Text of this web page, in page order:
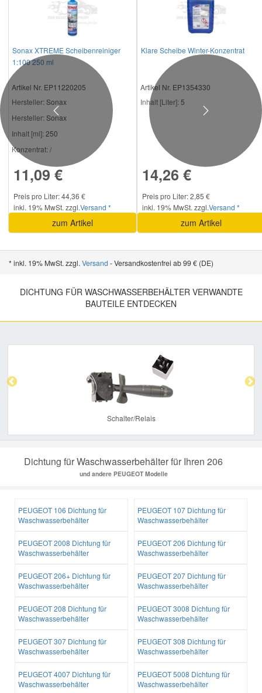
Sonax XTREME Scheibenreiniger
1:100 250 ml
Artikel Nr. EP11220205
Hersteller: Sonax
Hersteller: Sonax
Inhalt [ml]: 250
Konzentrat: /
11,09 €
Preis pro Liter: 44,36 €
inkl. 19% MwSt. zzgl.Versand *
zum Artikel
Klare Scheibe Winter-Konzentrat
Artikel Nr. EP1354330
Inhalt [Liter]: 5
14,26 €
Preis pro Liter: 2,85 €
inkl. 19% MwSt. zzgl.Versand *
zum Artikel
Previous Next
* inkl. 19% MwSt. zzgl. Versand - Versandkostenfrei ab 99 € (DE)
DICHTUNG FÜR WASCHWASSERBEHÄLTER VERWANDTE
BAUTEILE ENTDECKEN
Schalter/Relais
Dichtung für Waschwasserbehälter für Ihren 206
und andere PEUGEOT Modelle
PEUGEOT 106 Dichtung für
Waschwasserbehälter
PEUGEOT 107 Dichtung für
Waschwasserbehälter
PEUGEOT 2008 Dichtung für
Waschwasserbehälter
PEUGEOT 206 Dichtung für
Waschwasserbehälter
PEUGEOT 206+ Dichtung für
Waschwasserbehälter
PEUGEOT 207 Dichtung für
Waschwasserbehälter
PEUGEOT 208 Dichtung für
Waschwasserbehälter
PEUGEOT 3008 Dichtung für
Waschwasserbehälter
PEUGEOT 307 Dichtung für
Waschwasserbehälter
PEUGEOT 308 Dichtung für
Waschwasserbehälter
PEUGEOT 4007 Dichtung für
Waschwasserbehälter
PEUGEOT 5008 Dichtung für
Waschwasserbehälter